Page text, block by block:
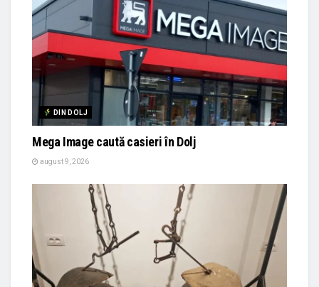
DIN DOLJ
Mega Image caută casieri în Dolj
august 9, 2026